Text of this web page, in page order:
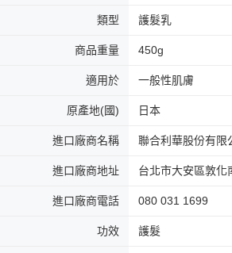
類型 護髮乳
商品重量 450g
適用於 一般性肌膚
原產地(國) 日本
進口廠商名稱 聯合利華股份有限
進口廠商地址 台北市大安區敦化
進口廠商電話 080 031 1699
功效 護髮